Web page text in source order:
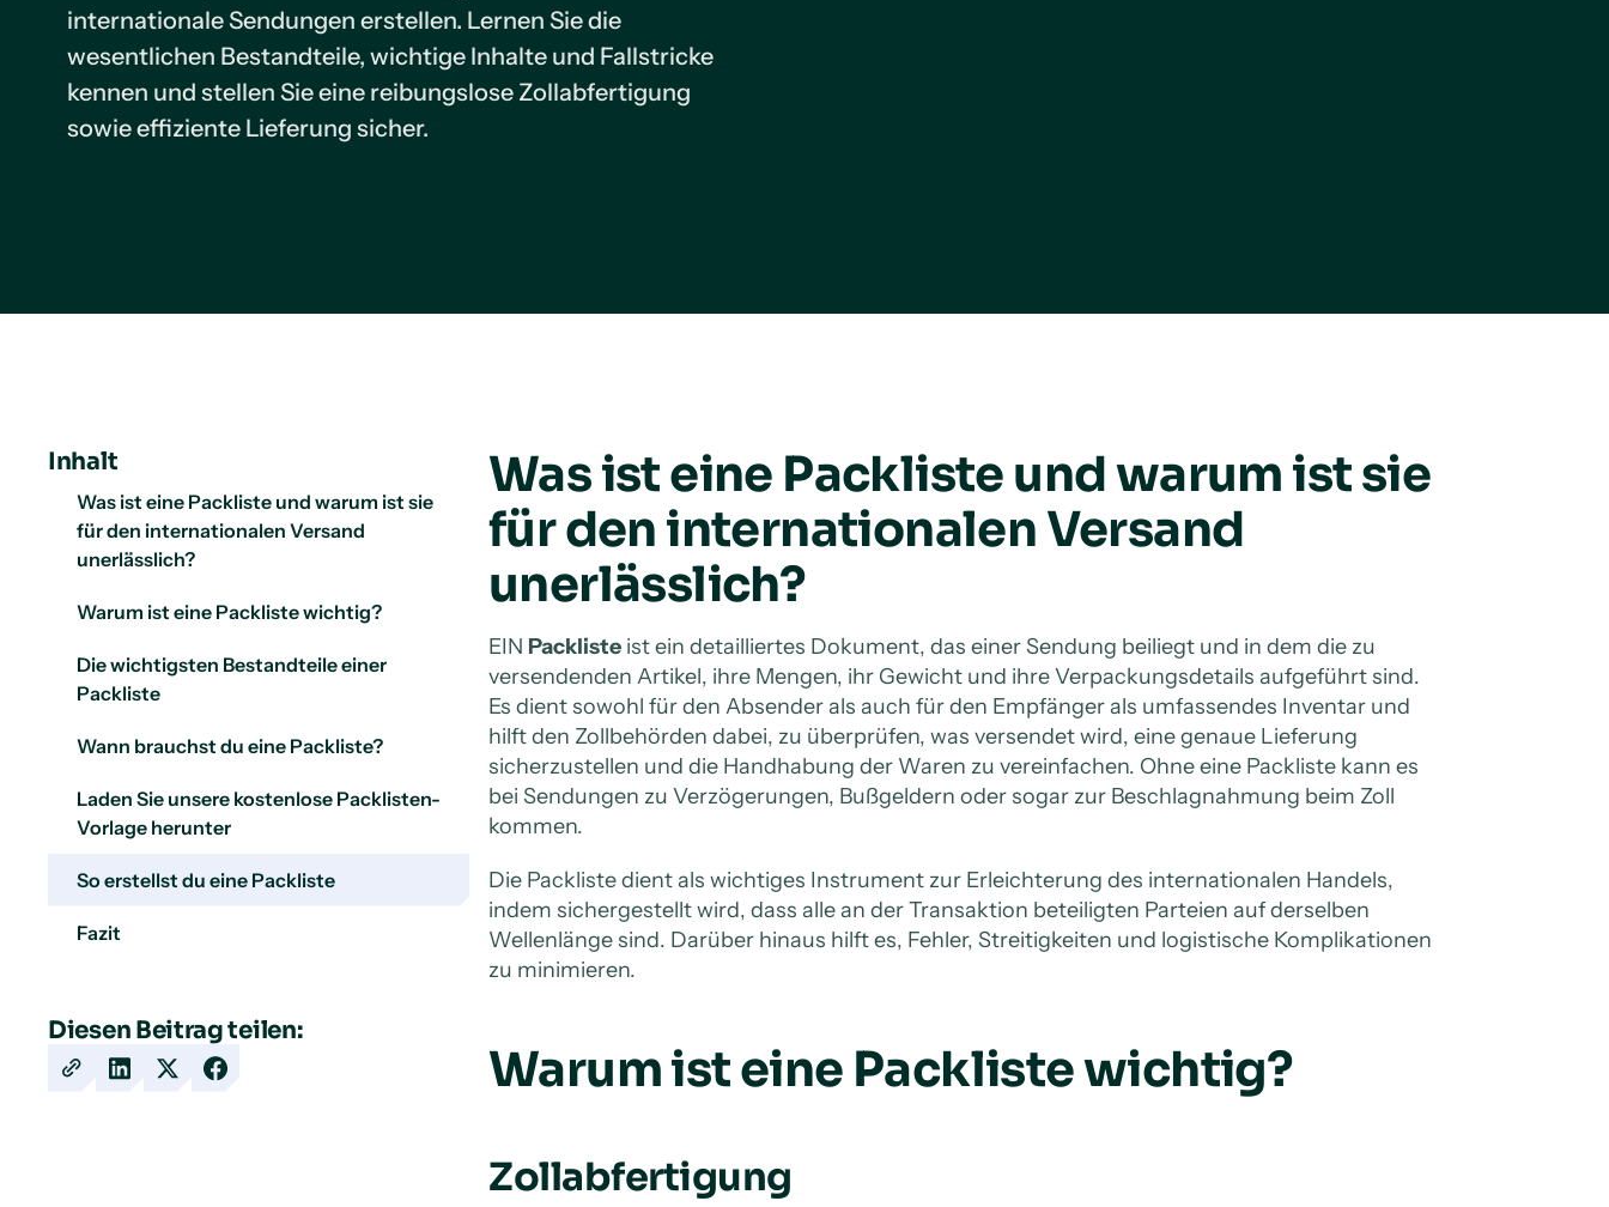
internationale Sendungen erstellen. Lernen Sie die
wesentlichen Bestandteile, wichtige Inhalte und Fallstricke
kennen und stellen Sie eine reibungslose Zollabfertigung
sowie effiziente Lieferung sicher.
Inhalt
Was ist eine Packliste und warum ist sie
für den internationalen Versand
unerlässlich?
Warum ist eine Packliste wichtig?
Die wichtigsten Bestandteile einer
Packliste
Wann brauchst du eine Packliste?
Laden Sie unsere kostenlose Packlisten-
Vorlage herunter
So erstellst du eine Packliste
Fazit
Diesen Beitrag teilen:
CopyShareShareShare
Was ist eine Packliste und warum ist sie
für den internationalen Versand
unerlässlich?
EIN Packliste ist ein detailliertes Dokument, das einer Sendung beiliegt und in dem die zu
versendenden Artikel, ihre Mengen, ihr Gewicht und ihre Verpackungsdetails aufgeführt sind.
Es dient sowohl für den Absender als auch für den Empfänger als umfassendes Inventar und
hilft den Zollbehörden dabei, zu überprüfen, was versendet wird, eine genaue Lieferung
sicherzustellen und die Handhabung der Waren zu vereinfachen. Ohne eine Packliste kann es
bei Sendungen zu Verzögerungen, Bußgeldern oder sogar zur Beschlagnahmung beim Zoll
kommen.
Die Packliste dient als wichtiges Instrument zur Erleichterung des internationalen Handels,
indem sichergestellt wird, dass alle an der Transaktion beteiligten Parteien auf derselben
Wellenlänge sind. Darüber hinaus hilft es, Fehler, Streitigkeiten und logistische Komplikationen
zu minimieren.
Warum ist eine Packliste wichtig?
Zollabfertigung